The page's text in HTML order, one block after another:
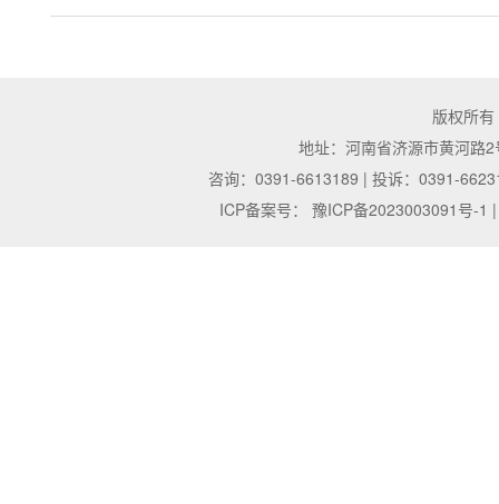
版权所
地址：河南省济源市黄河路
咨询：0391-6613189 | 投诉：0391-
ICP备案号：
豫ICP备2023003091号-1